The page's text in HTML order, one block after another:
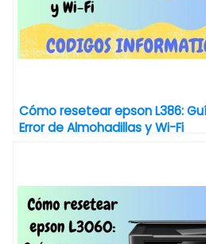
Cómo resetear epson L386:
Error de Almohadillas y Wi-Fi